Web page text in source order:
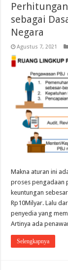
sebagai
Negara
Agustus 7, 2021
Makna aturan ini
proses pengadaan
keuntungan
Rp10Milyar. Lalu
penyedia yang
Artinya ada
Selengkapnya